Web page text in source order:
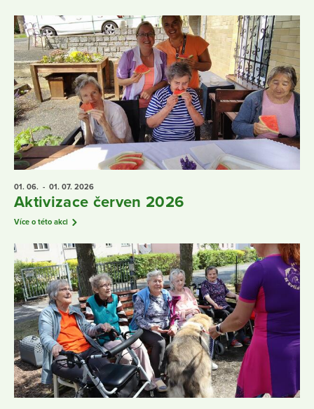
01. 06. - 01. 07. 2026
Aktivizace červen 2026
Více o této akci